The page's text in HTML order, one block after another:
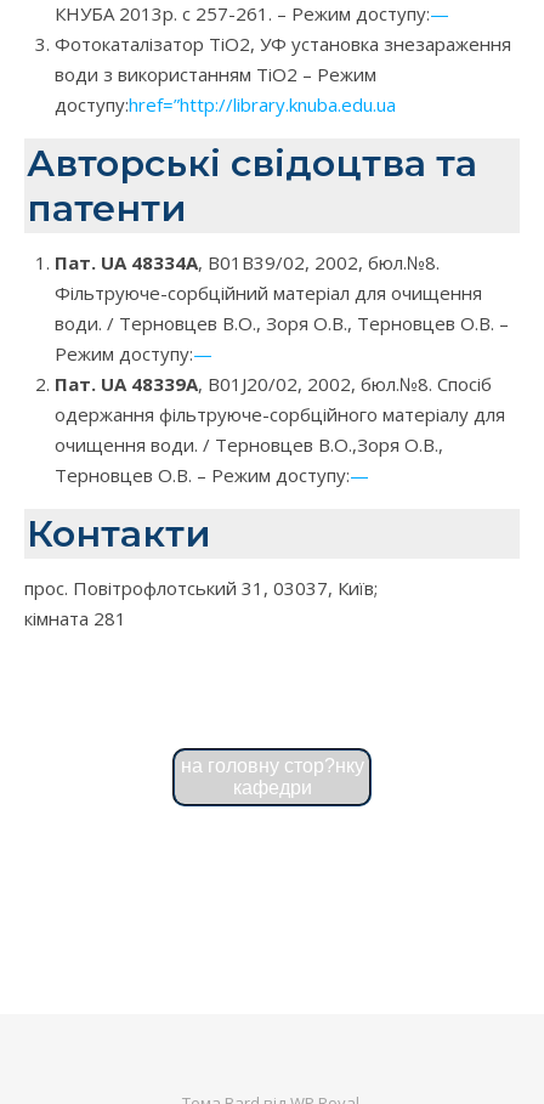
КНУБА 2013р. с 257-261. – Режим доступу:—
Фотокаталізатор TiO2, УФ установка знезараження
води з використанням TiO2 – Режим
доступу:href=”http://library.knuba.edu.ua
Авторські свідоцтва та
патенти
Пат. UA 48334A, B01В39/02, 2002, бюл.№8.
Фільтруюче-сорбційний матеріал для очищення
води. / Терновцев В.О., Зоря О.В., Терновцев О.В. –
Режим доступу:—
Пат. UA 48339A, B01J20/02, 2002, бюл.№8. Спосіб
одержання фільтруюче-сорбційного матеріалу для
очищення води. / Терновцев В.О.,Зоря О.В.,
Терновцев О.В. – Режим доступу:—
Контакти
прос. Повітрофлотський 31, 03037, Київ;
кімната 281
на головну стор?нку
кафедри